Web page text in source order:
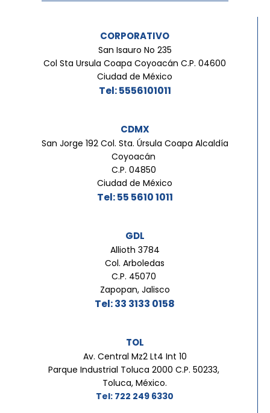
CORPORATIVO
San Isauro No 235
Col Sta Ursula Coapa Coyoacán C.P. 04600
Ciudad de México
Tel: 5556101011
CDMX
San Jorge 192 Col. Sta. Úrsula Coapa Alcaldía
Coyoacán
C.P. 04850
Ciudad de México
Tel: 55 5610 1011
GDL
Allioth 3784
Col. Arboledas
C.P. 45070
Zapopan, Jalisco
Tel: 33 3133 0158
TOL
Av. Central Mz2 Lt4 Int 10
Parque Industrial Toluca 2000 C.P. 50233,
Toluca, México.
Tel: 722 249 6330